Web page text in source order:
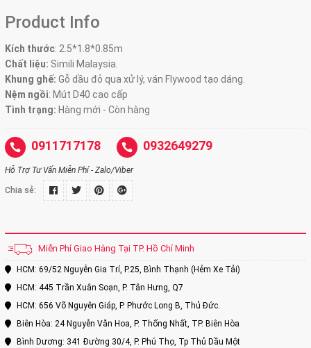
Product Info
Kích thước: 2.5*1.8*0.85m
Chất liệu: Simili Malaysia.
Khung ghế: Gỗ dầu đỏ qua xử lý, ván Flywood tạo dáng.
Nệm ngồi: Mút D40 cao cấp
Tình trạng: Hàng mới - Còn hàng
0911717178 0932649279
Hỗ Trợ Tư Vấn Miễn Phí - Zalo/Viber
Chia sẻ:
Miễn Phí Giao Hàng Tại TP. Hồ Chí Minh
HCM: 69/52 Nguyễn Gia Trí, P.25, Bình Thạnh (Hẻm Xe Tải)
HCM: 445 Trần Xuân Soạn, P. Tân Hưng, Q7
HCM: 656 Võ Nguyên Giáp, P. Phước Long B, Thủ Đức.
Biên Hòa: 24 Nguyễn Văn Hoa, P. Thống Nhất, TP. Biên Hòa
Bình Dương: 341 Đường 30/4, P. Phú Thọ, Tp Thủ Dầu Một